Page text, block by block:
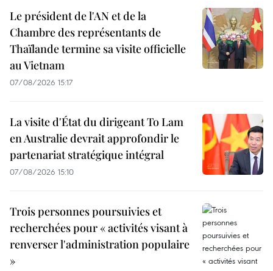
Le président de l'AN et de la
Chambre des représentants de
Thaïlande termine sa visite officielle
au Vietnam
07/08/2026 15:17
La visite d'État du dirigeant To Lam
en Australie devrait approfondir le
partenariat stratégique intégral
07/08/2026 15:10
Trois personnes poursuivies et
recherchées pour « activités visant à
renverser l'administration populaire
»